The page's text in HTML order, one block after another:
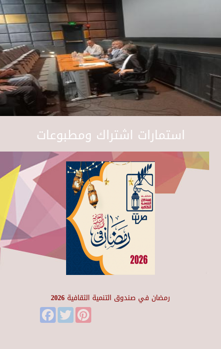
استمارات اشتراك ومطبوعات
رمضان في صندوق التنمية الثقافية 2026
FacebookTwitter